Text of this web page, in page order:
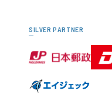
SILVER PARTNER